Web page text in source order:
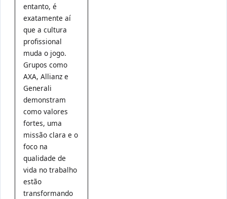
entanto, é
exatamente aí
que a cultura
profissional
muda o jogo.
Grupos como
AXA, Allianz e
Generali
demonstram
como valores
fortes, uma
missão clara e o
foco na
qualidade de
vida no trabalho
estão
transformando